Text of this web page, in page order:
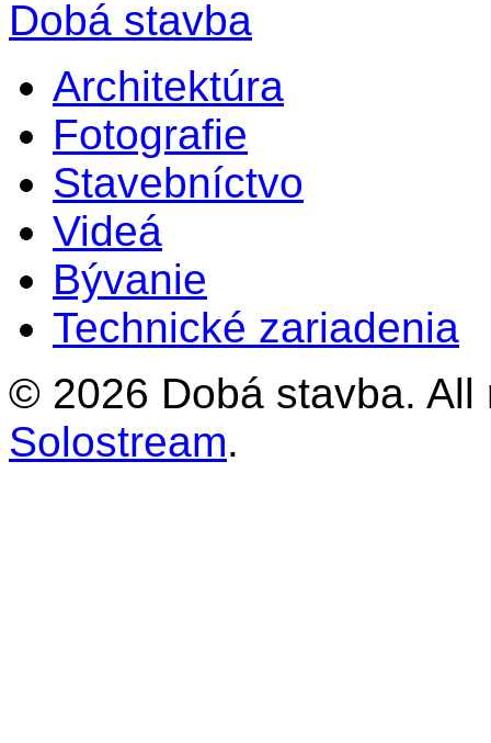
Dobá stavba
Architektúra
Fotografie
Stavebníctvo
Videá
Bývanie
Technické zariadenia
© 2026 Dobá stavba.
Solostream.